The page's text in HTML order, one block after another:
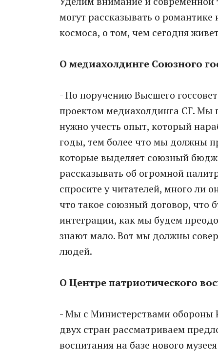
могут рассказывать о романтике
космоса, о том, чем сегодня
О медиахолдинге Союзного
- По поручению Высшего
проектом медиахолдинга СГ. Мы
нужно учесть опыт, который
годы, тем более что мы должны
которые выделяет союзный
рассказывать об огромной
спросите у читателей, много ли
что такое союзный договор, что
интеграции, как мы будем
знают мало. Вот мы должны
людей.
О Центре патриотического
- Мы с Министерствами обороны
двух стран рассматриваем
воспитания на базе нового